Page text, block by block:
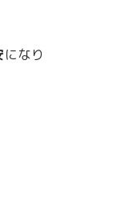
になり